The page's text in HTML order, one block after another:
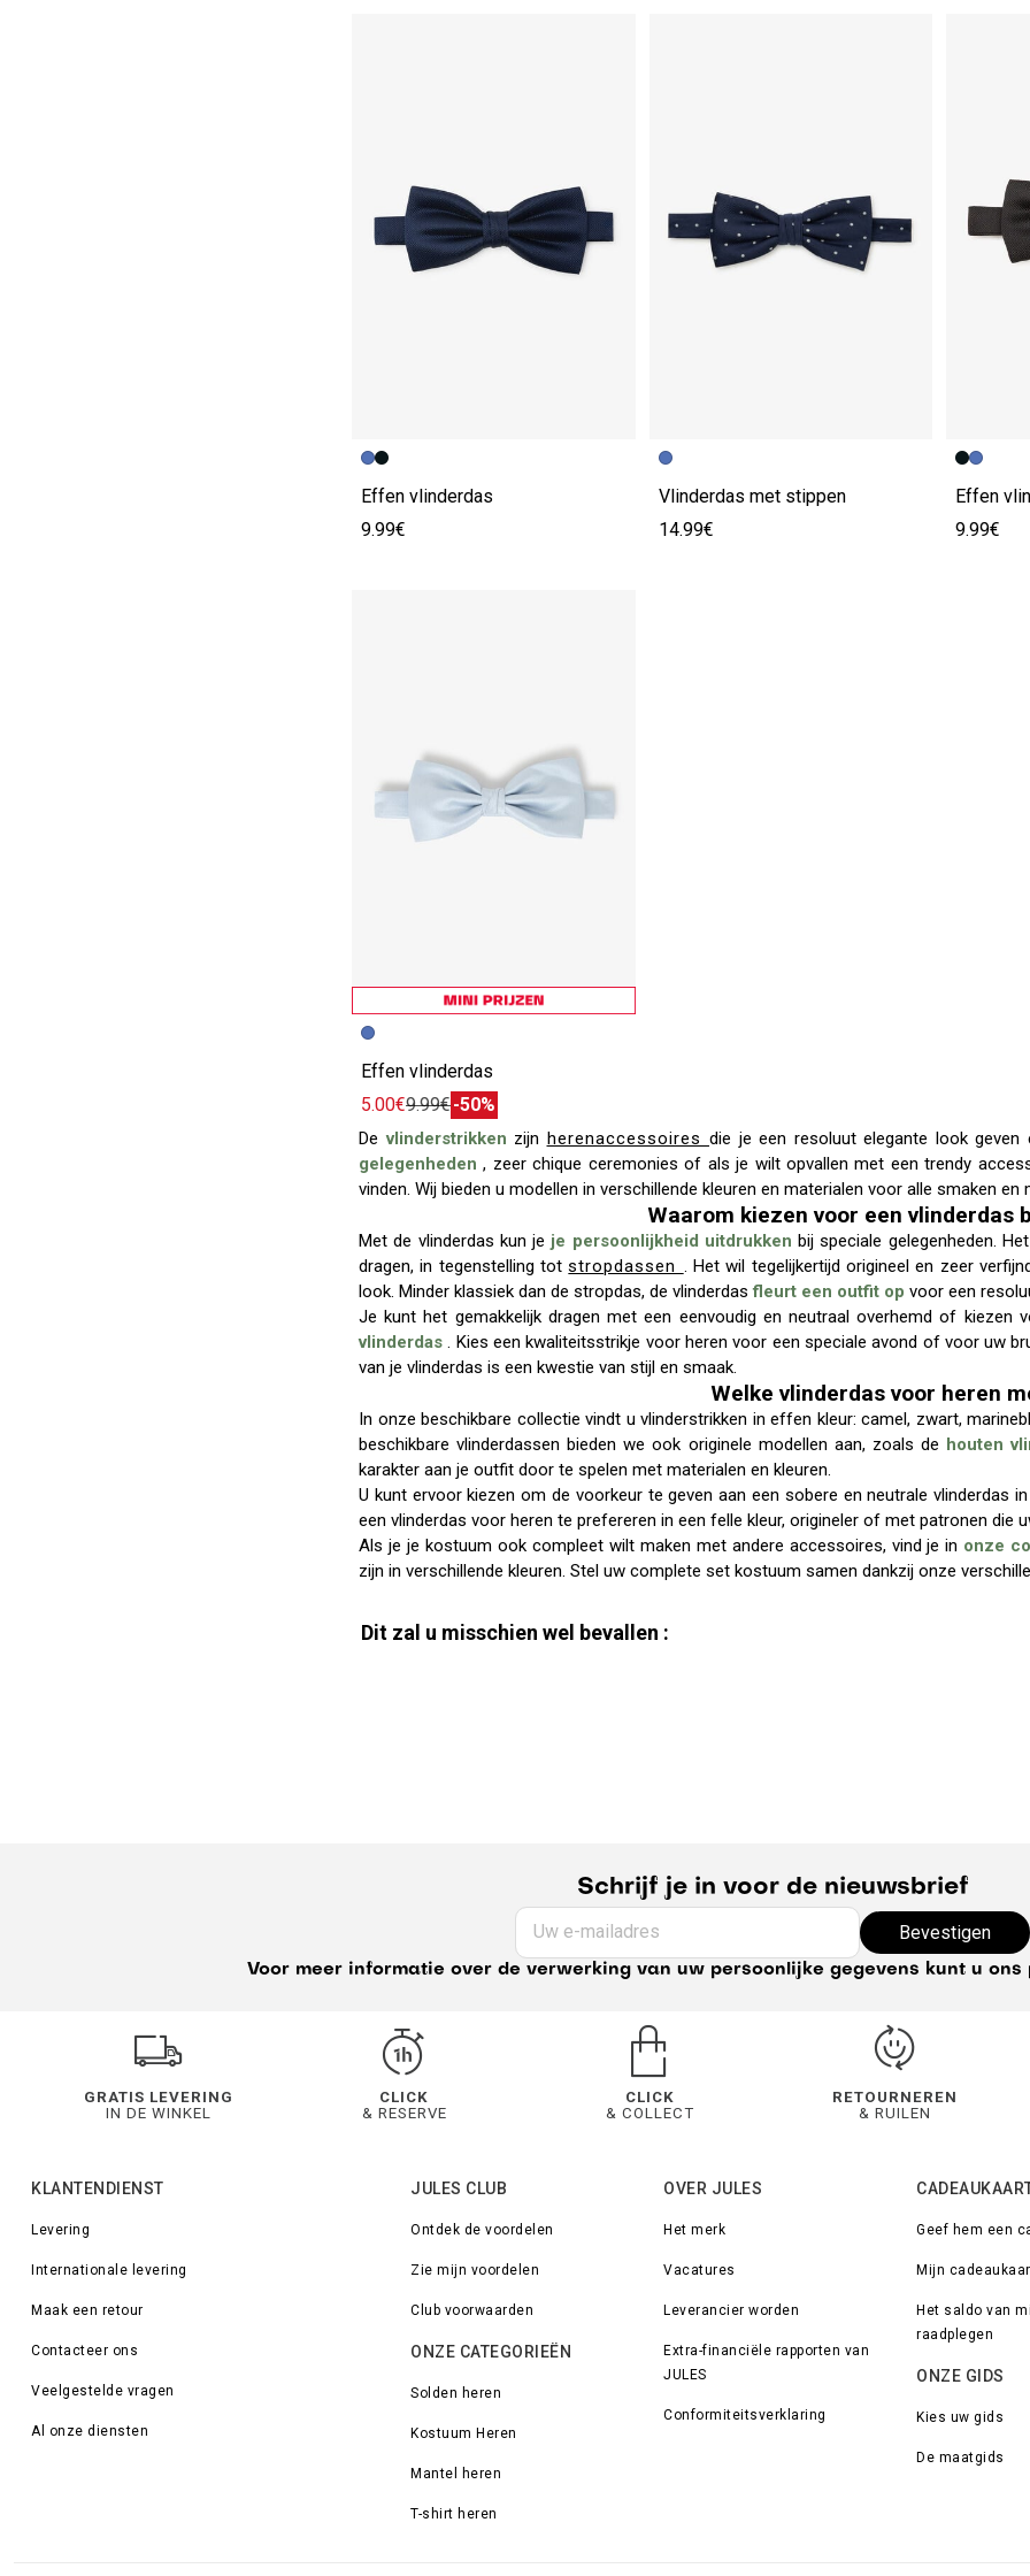
Vorige afbeelding
Volgende beeld
Effen vlinderdas
9.99€
Vorige afbeelding
Volgende beeld
Vlinderdas met stippen
14.99€
Vorige
Effen
9.99€
Vorige afbeelding
Volgende beeld
Effen vlinderdas
5.00€9.99€-50%
Devlinderstrikken zijn herenaccessoires die je een resoluut elegante look
gelegenheden, zeer chique ceremonies of als je wilt opvallen met een trendy
vinden. Wij bieden u modellen in verschillende kleuren en materialen voor alle smaken en
Waarom kiezen voor een vlinderdas
Met de vlinderdas kun je je persoonlijkheid uitdrukkenbij speciale gelegenheden.
dragen, in tegenstelling totstropdassen . Het wil tegelijkertijd origineel en zeer
look. Minder klassiek dan de stropdas, de vlinderdasfleurt een outfit op voor een
Je kunt het gemakkelijk dragen met een eenvoudig en neutraal overhemd of
vlinderdas. Kies een kwaliteitsstrikje voor heren voor een speciale avond of voor uw
van je vlinderdas is een kwestie van stijl en smaak.
Welke vlinderdas voor heren
In onze beschikbare collectie vindt u vlinderstrikken in effen kleur: camel, zwart,
beschikbare vlinderdassen bieden we ook originele modellen aan, zoals de houten
karakter aan je outfit door te spelen met materialen en kleuren.
U kunt ervoor kiezen om de voorkeur te geven aan een sobere en neutrale vlinderdas
een ​​vlinderdas voor heren te prefereren in een felle kleur, origineler of met patronen die
Als je je kostuum ook compleet wilt maken met andere accessoires, vind je in onze
zijn in verschillende kleuren. Stel uw complete set kostuum samen dankzij onze
Dit zal u misschien wel bevallen :
Schrijf je in voor de nieuwsbrief
Uw e-mailadres Bevestigen
Voor meer informatie over de verwerking van uw persoonlijke gegevens kunt u ons
GRATIS LEVERING
IN DE WINKEL
CLICK
& RESERVE
CLICK
& COLLECT
RETOURNEREN
& RUILEN
KLANTENDIENST
Levering
Internationale levering
Maak een retour
Contacteer ons
Veelgestelde vragen
Al onze diensten
JULES CLUB
Ontdek de voordelen
Zie mijn voordelen
Club voorwaarden
ONZE CATEGORIEËN
Solden heren
Kostuum Heren
Mantel heren
T-shirt heren
OVER JULES
Het merk
Vacatures
Leverancier worden
Extra-financiële rapporten van
JULES
Conformiteitsverklaring
Geef hem een
Mijn
Het saldo van
raadplegen
ONZE GIDS
Kies uw gids
De maatgids